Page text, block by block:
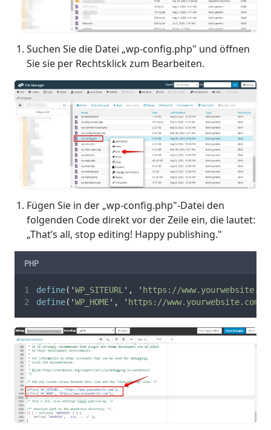
Suchen Sie die Datei „wp-config.php" und öffnen
Sie sie per Rechtsklick zum Bearbeiten.
Fügen Sie in der „wp-config.php"-Datei den
folgenden Code direkt vor der Zeile ein, die lautet:
„That’s all, stop editing! Happy publishing."
PHP
define( 'WP_SITEURL ' , ' https://
define( 'WP_HOME' , ' https://www.yourwebsite.com